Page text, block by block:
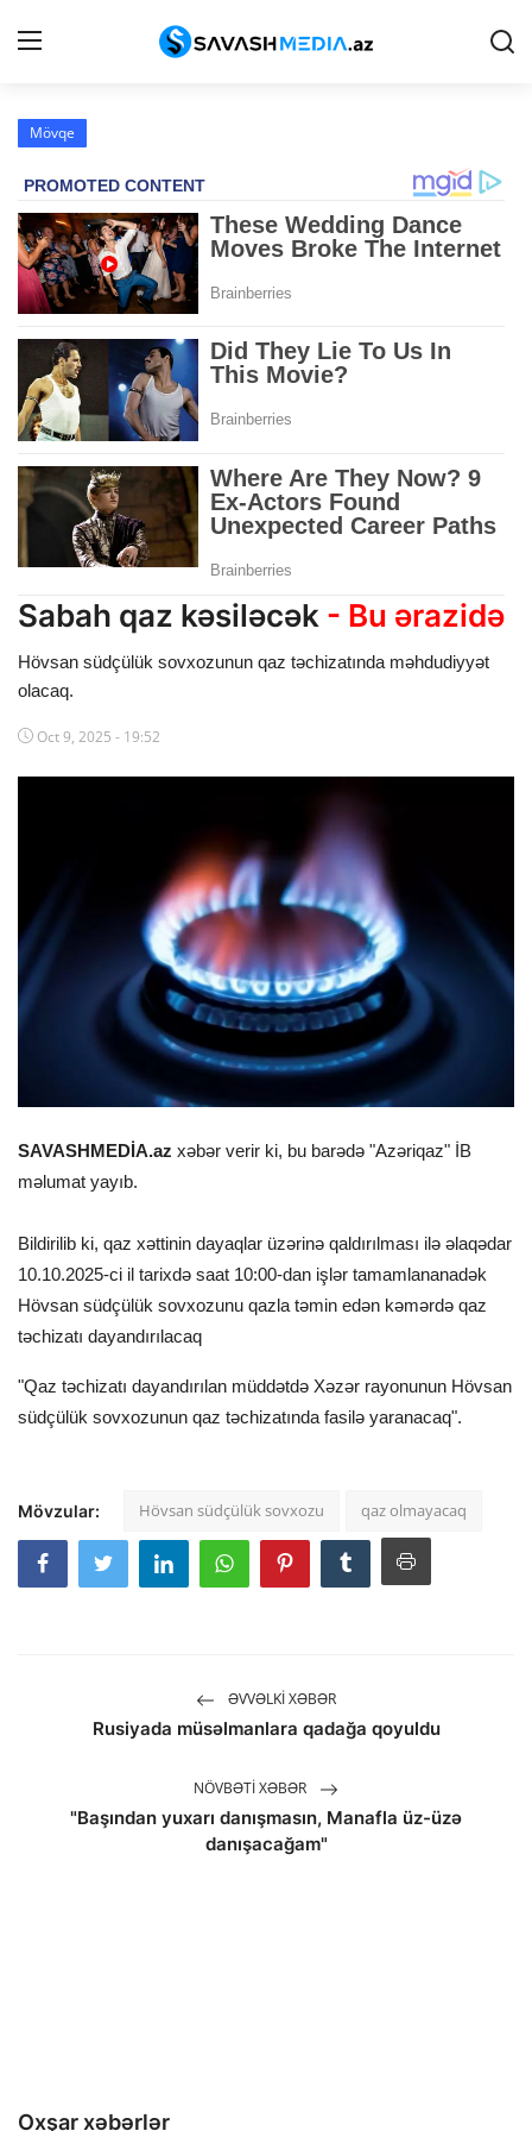
Haqqımızda
Peşə etikası
Reklam
Gündəm
Siyasət
İqtisadiyyat
Dünya
Cəmiyyət
İdman
Kriminal
Mövqe
Digər
Mövqe
Sabah qaz kəsiləcək - Bu ərazidə
Hövsan südçülük sovxozunun qaz təchizatında məhdudiyyət
olacaq.
Oct 9, 2025 - 19:52
SAVASHMEDİA.az xəbər verir ki, bu barədə "Azəriqaz" İB
məlumat yayıb.
Bildirilib ki, qaz xəttinin dayaqlar üzərinə qaldırılması ilə əlaqədar
10.10.2025-ci il tarixdə saat 10:00-dan işlər tamamlananadək
Hövsan südçülük sovxozunu qazla təmin edən kəmərdə qaz
təchizatı dayandırılacaq
"Qaz təchizatı dayandırılan müddətdə Xəzər rayonunun Hövsan
südçülük sovxozunun qaz təchizatında fasilə yaranacaq".
Mövzular: Hövsan südçülük sovxozu qaz olmayacaq
ƏVVƏLKI XƏBƏR
Rusiyada müsəlmanlara qadağa qoyuldu
NÖVBƏTI XƏBƏR
"Başından yuxarı danışmasın, Manafla üz-üzə
danışacağam"
Oxşar xəbərlər